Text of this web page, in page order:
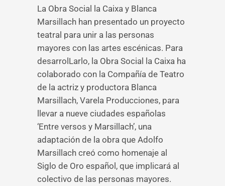
La Obra Social la Caixa y Blanca
Marsillach han presentado un proyecto
teatral para unir a las personas
mayores con las artes escénicas. Para
desarrolLarlo, la Obra Social la Caixa ha
colaborado con la Compañía de Teatro
de la actriz y productora Blanca
Marsillach, Varela Producciones, para
llevar a nueve ciudades españolas
‘Entre versos y Marsillach’, una
adaptación de la obra que Adolfo
Marsillach creó como homenaje al
Siglo de Oro español, que implicará al
colectivo de las personas mayores.